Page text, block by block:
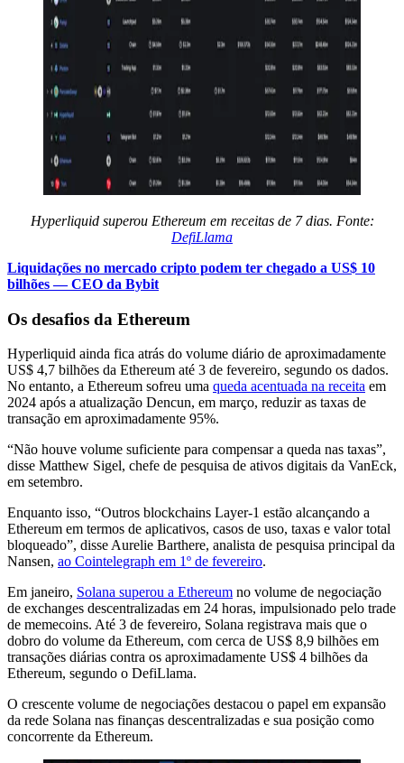
Hyperliquid superou Ethereum em receitas de 7 dias. Fonte:
DefiLlama
Liquidações no mercado cripto podem ter chegado a US$ 10
bilhões — CEO da Bybit
Os desafios da Ethereum
Hyperliquid ainda fica atrás do volume diário de aproximadamente
US$ 4,7 bilhões da Ethereum até 3 de fevereiro, segundo os dados.
No entanto, a Ethereum sofreu uma queda acentuada na receita em
2024 após a atualização Dencun, em março, reduzir as taxas de
transação em aproximadamente 95%.
“Não houve volume suficiente para compensar a queda nas taxas”,
disse Matthew Sigel, chefe de pesquisa de ativos digitais da VanEck,
em setembro.
Enquanto isso, “Outros blockchains Layer-1 estão alcançando a
Ethereum em termos de aplicativos, casos de uso, taxas e valor total
bloqueado”, disse Aurelie Barthere, analista de pesquisa principal da
Nansen, ao Cointelegraph em 1º de fevereiro.
Em janeiro, Solana superou a Ethereum no volume de negociação
de exchanges descentralizadas em 24 horas, impulsionado pelo trade
de memecoins. Até 3 de fevereiro, Solana registrava mais que o
dobro do volume da Ethereum, com cerca de US$ 8,9 bilhões em
transações diárias contra os aproximadamente US$ 4 bilhões da
Ethereum, segundo o DefiLlama.
O crescente volume de negociações destacou o papel em expansão
da rede Solana nas finanças descentralizadas e sua posição como
concorrente da Ethereum.